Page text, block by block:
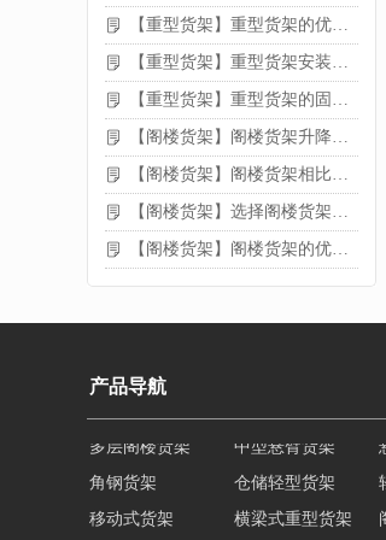
【重型货架】重型货架的优缺点
【重型货架】重型货架安装需要注意什么？
【重型货架】重型货架的固定方法
【阁楼货架】阁楼货架升降机需要注意哪些
【阁楼货架】阁楼货架相比传统货架的优势是什么
【阁楼货架】选择阁楼货架的好处？
【阁楼货架】阁楼货架的优点是什么
产品导航
仓储轻型货架
移动式货架
横梁式重型货架
深圳阁楼货架
佛山重型货架